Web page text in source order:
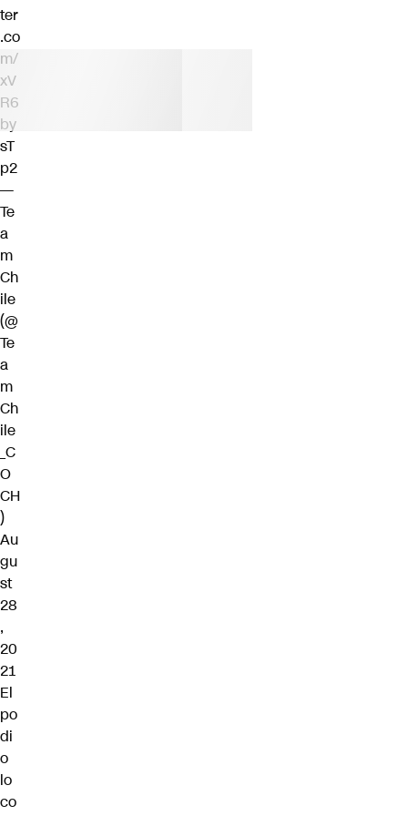
ter
.co
m/
xV
R6
by
sT
p2
—
Te
a
m
Ch
ile
(@
Te
a
m
Ch
ile
_C
O
CH
)
Au
gu
st
28
,
20
21
El
po
di
o
lo
co